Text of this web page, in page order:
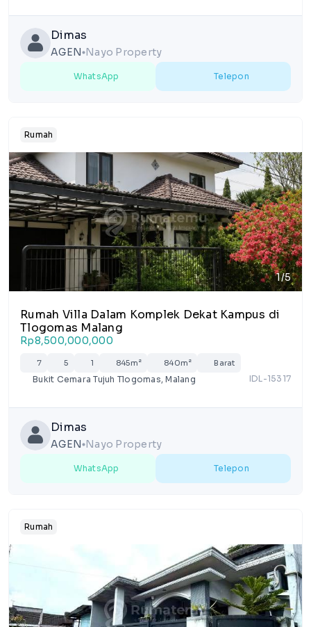
Dimas
AGEN lens Nayo Property
WhatsApp Telepon
Rumah
1/5
Rumah Villa Dalam Komplek Dekat Kampus di
Tlogomas Malang
Rp8,500,000,000
7 5 1 845m² 840m² Barat
Bukit Cemara Tujuh Tlogomas, Malang IDL-15317
Dimas
AGEN lens Nayo Property
WhatsApp Telepon
Rumah